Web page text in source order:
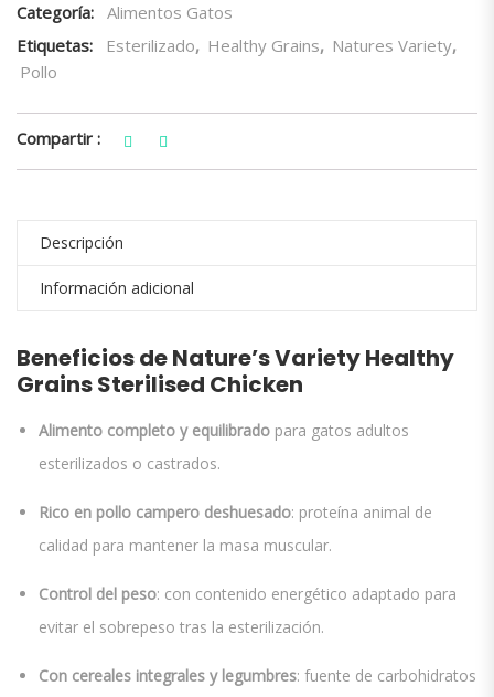
Categoría: Alimentos Gatos
Etiquetas:
Esterilizado, Healthy Grains, Natures Variety,
Pollo
Compartir :
Descripción
Información adicional
Beneficios de Nature’s Variety Healthy
Grains Sterilised Chicken
Alimento completo y equilibrado para gatos adultos
esterilizados o castrados.
Rico en pollo campero deshuesado: proteína animal de
calidad para mantener la masa muscular.
Control del peso: con contenido energético adaptado para
evitar el sobrepeso tras la esterilización.
Con cereales integrales y legumbres: fuente de carbohidratos